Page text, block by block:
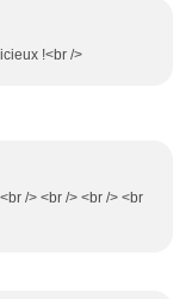
!<br />
/> <br /> <br /> <br